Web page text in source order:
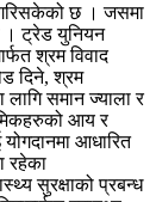
गरिसकेको छ । जसमा
। ट्रेड युनियन
श्रम विवाद
दिने, श्रम
लागि समान ज्याला र
आय र
आधारित
रहेका
सुरक्षाको प्रबन्ध